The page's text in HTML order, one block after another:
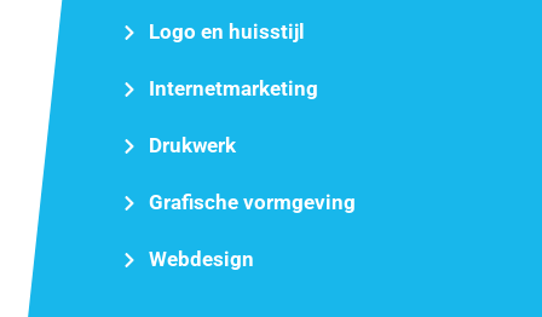
Logo en huisstijl
Internetmarketing
Drukwerk
Grafische vormgeving
Webdesign